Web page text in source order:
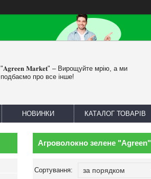
"𝐀𝐠𝐫𝐞𝐞𝐧 𝐌𝐚𝐫𝐤𝐞𝐭" – Вирощуйте мрію, а ми
подбаємо про все інше!
НОВИНКИ КАТАЛОГ ТОВАРІВ
Агроволокно зелене "Agreen"